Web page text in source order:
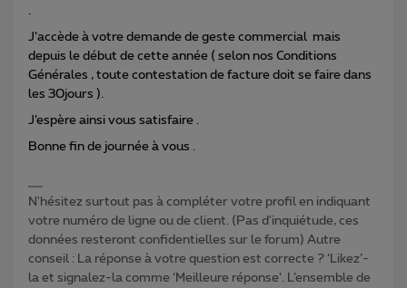
.
J’accède à votre demande de geste commercial mais
depuis le début de cette année ( selon nos Conditions
Générales , toute contestation de facture doit se faire dans
les 30jours ).
J’espère ainsi vous satisfaire .
Bonne fin de journée à vous .
N'hésitez surtout pas à compléter votre profil en indiquant
votre numéro de ligne ou de client. (Pas d'inquiétude, ces
données resteront confidentielles sur le forum) Autre
conseil : La réponse à votre question est correcte ? ‘Likez’-
la et signalez-la comme ‘Meilleure réponse’. L’ensemble de